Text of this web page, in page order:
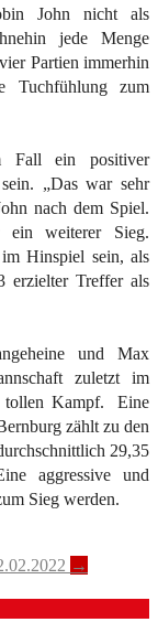
John nicht als
jede Menge
Partien immerhin
Tuchfühlung zum
Fall ein positiver
„Das war sehr
nach dem Spiel.
weiterer Sieg.
Hinspiel sein, als
Treffer als
und Max
zuletzt im
tollen Kampf. Eine
zählt zu den
29,35
aggressive und
Sieg werden.
→